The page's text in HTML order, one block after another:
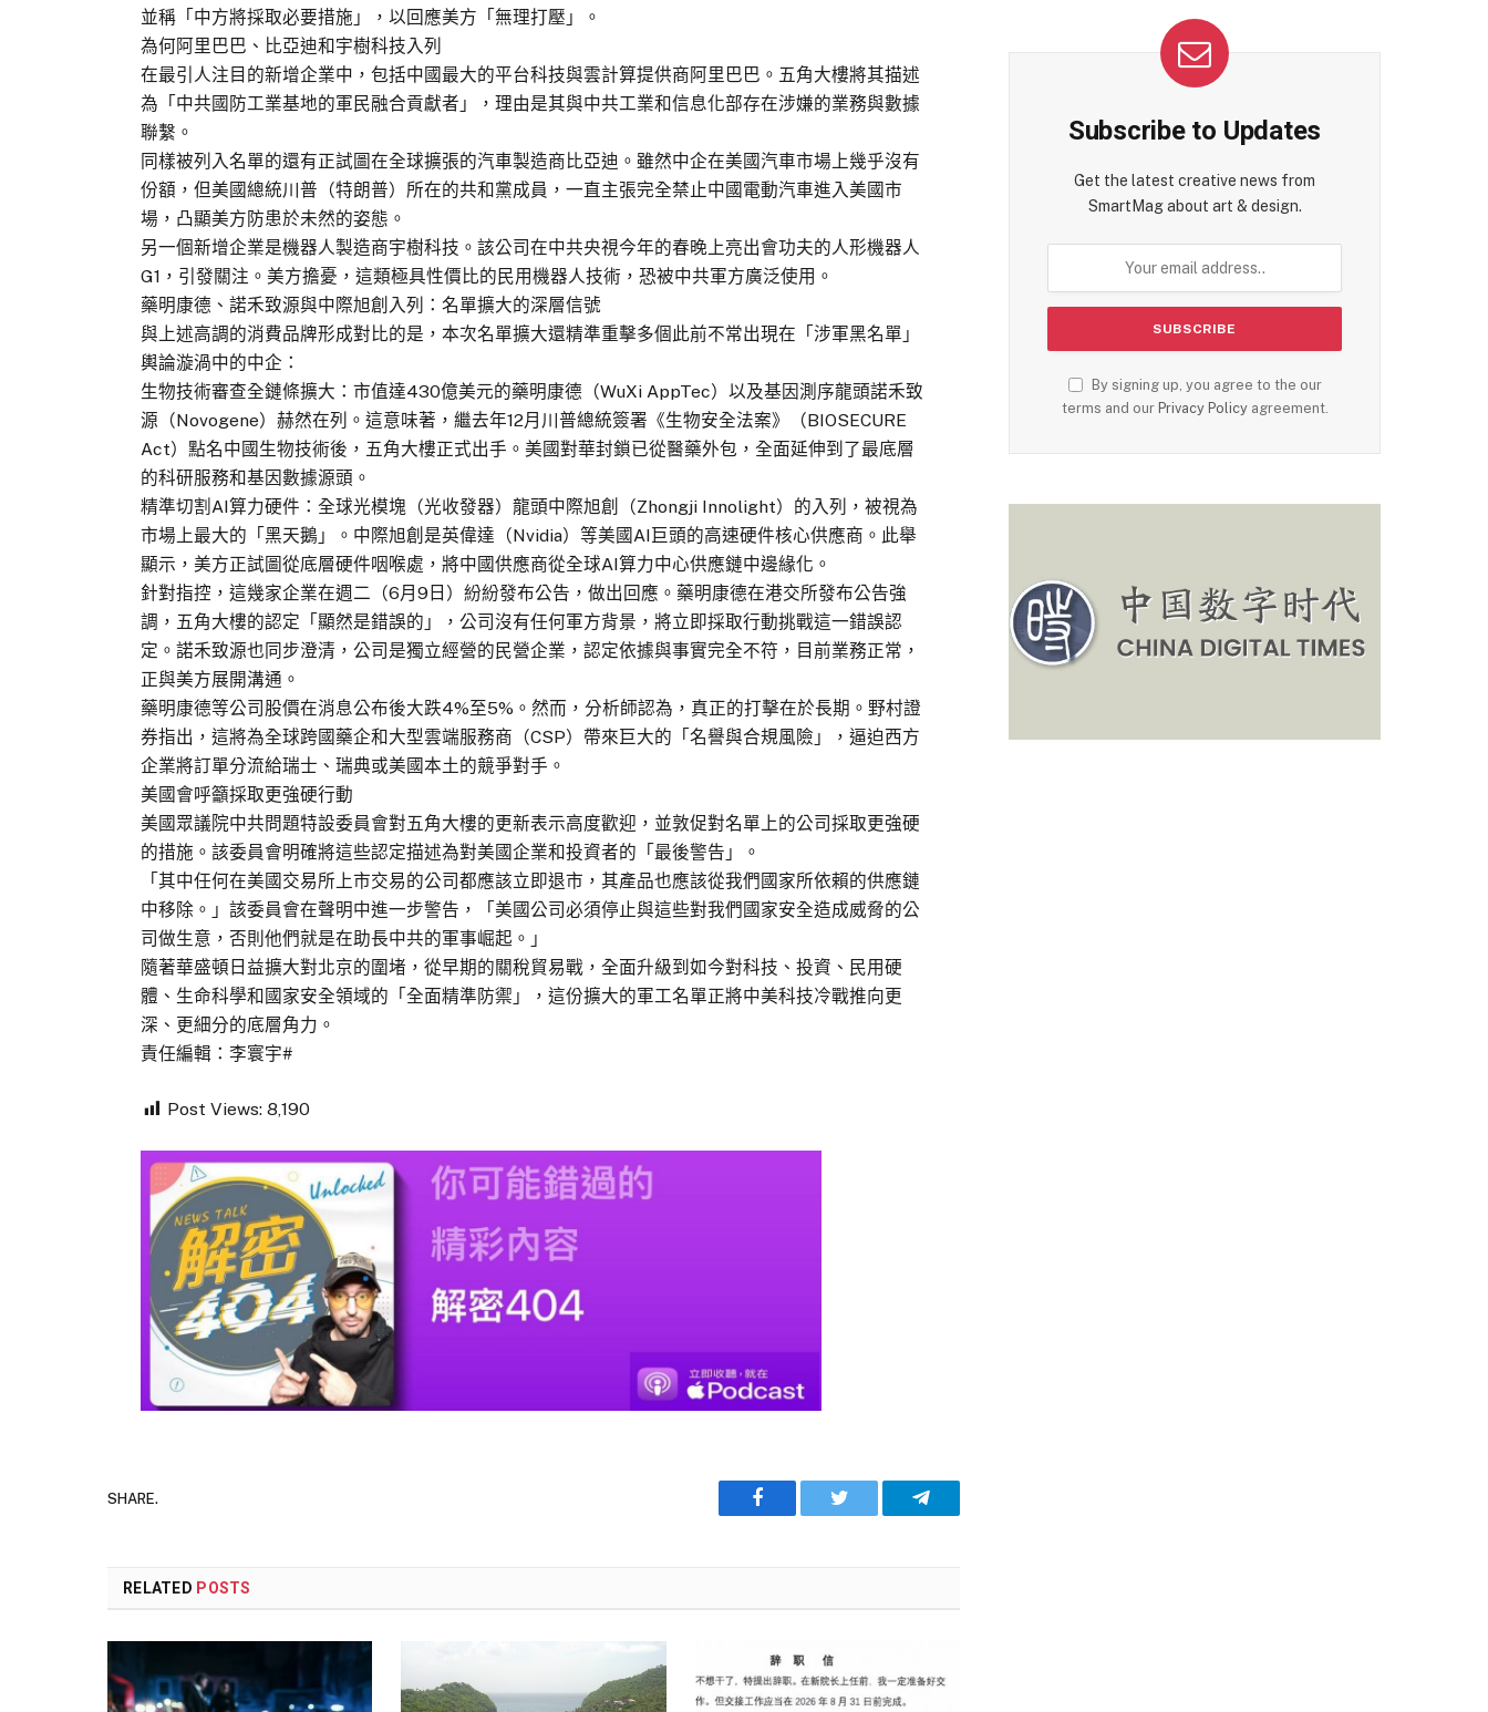
並稱「中方將採取必要措施」，以回應美方「無理打壓」。
為何阿里巴巴、比亞迪和宇樹科技入列
在最引人注目的新增企業中，包括中國最大的平台科技與雲計算提供商阿里巴巴。五角大樓將其描述
為「中共國防工業基地的軍民融合貢獻者」，理由是其與中共工業和信息化部存在涉嫌的業務與數據
聯繫。
同樣被列入名單的還有正試圖在全球擴張的汽車製造商比亞迪。雖然中企在美國汽車市場上幾乎沒有
份額，但美國總統川普（特朗普）所在的共和黨成員，一直主張完全禁止中國電動汽車進入美國市
場，凸顯美方防患於未然的姿態。
另一個新增企業是機器人製造商宇樹科技。該公司在中共央視今年的春晚上亮出會功夫的人形機器人
G1，引發關注。美方擔憂，這類極具性價比的民用機器人技術，恐被中共軍方廣泛使用。
藥明康德、諾禾致源與中際旭創入列：名單擴大的深層信號
與上述高調的消費品牌形成對比的是，本次名單擴大還精準重擊多個此前不常出現在「涉軍黑名單」
輿論漩渦中的中企：
生物技術審查全鏈條擴大：市值達430億美元的藥明康德（WuXi AppTec）以及基因測序龍頭諾禾致
源（Novogene）赫然在列。這意味著，繼去年12月川普總統簽署《生物安全法案》（BIOSECURE
Act）點名中國生物技術後，五角大樓正式出手。美國對華封鎖已從醫藥外包，全面延伸到了最底層
的科研服務和基因數據源頭。
精準切割AI算力硬件：全球光模塊（光收發器）龍頭中際旭創（Zhongji Innolight）的入列，被視為
市場上最大的「黑天鵝」。中際旭創是英偉達（Nvidia）等美國AI巨頭的高速硬件核心供應商。此舉
顯示，美方正試圖從底層硬件咽喉處，將中國供應商從全球AI算力中心供應鏈中邊緣化。
針對指控，這幾家企業在週二（6月9日）紛紛發布公告，做出回應。藥明康德在港交所發布公告強
調，五角大樓的認定「顯然是錯誤的」，公司沒有任何軍方背景，將立即採取行動挑戰這一錯誤認
定。諾禾致源也同步澄清，公司是獨立經營的民營企業，認定依據與事實完全不符，目前業務正常，
正與美方展開溝通。
藥明康德等公司股價在消息公布後大跌4%至5%。然而，分析師認為，真正的打擊在於長期。野村證
券指出，這將為全球跨國藥企和大型雲端服務商（CSP）帶來巨大的「名譽與合規風險」，逼迫西方
企業將訂單分流給瑞士、瑞典或美國本土的競爭對手。
美國會呼籲採取更強硬行動
美國眾議院中共問題特設委員會對五角大樓的更新表示高度歡迎，並敦促對名單上的公司採取更強硬
的措施。該委員會明確將這些認定描述為對美國企業和投資者的「最後警告」。
「其中任何在美國交易所上市交易的公司都應該立即退市，其產品也應該從我們國家所依賴的供應鏈
中移除。」該委員會在聲明中進一步警告，「美國公司必須停止與這些對我們國家安全造成威脅的公
司做生意，否則他們就是在助長中共的軍事崛起。」
隨著華盛頓日益擴大對北京的圍堵，從早期的關稅貿易戰，全面升級到如今對科技、投資、民用硬
體、生命科學和國家安全領域的「全面精準防禦」，這份擴大的軍工名單正將中美科技冷戰推向更
深、更細分的底層角力。
責任編輯：李寰宇#
Post Views: 8,190
SHARE.
Facebook Twitter Telegram
RELATED POSTS
Subscribe to Updates
Get the latest creative news from
SmartMag about art & design.
By signing up, you agree to the our
terms and our Privacy Policyagreement.